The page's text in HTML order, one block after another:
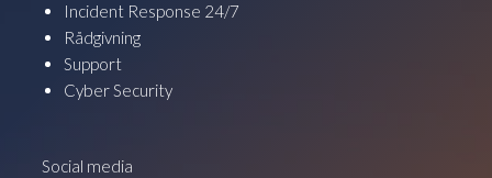
Incident Response 24/7
Rådgivning
Support
Cyber Security
Social media